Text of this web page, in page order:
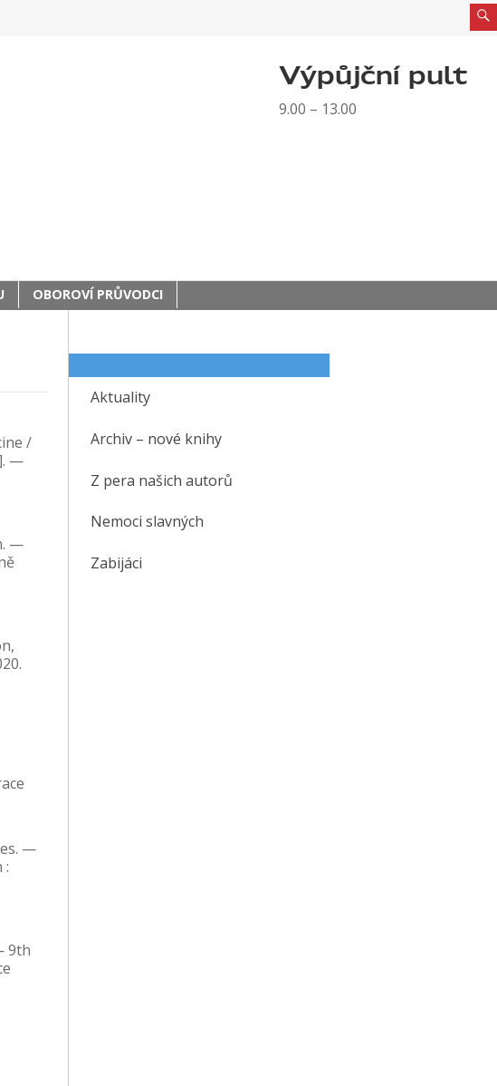
Výpůjční pult
9.00 – 13.00
OBOROVÍ PRŮVODCI
/
—
—
—
:
9th
Aktuality
Archiv – nové knihy
Z pera našich autorů
Nemoci slavných
Zabijáci